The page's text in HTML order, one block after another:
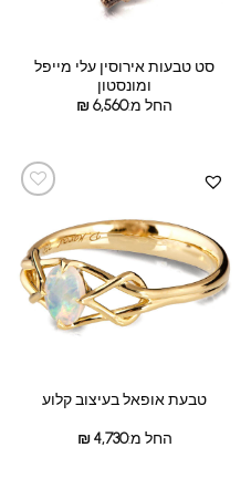
סט טבעות אירוסין עלי מייפל
ומונסטון
החל מ:
₪6,560
טבעת אופאל בעיצוב קלוע
החל מ: ₪4,730